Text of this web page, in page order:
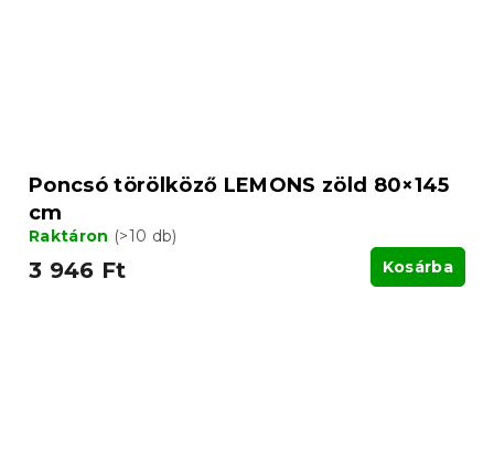
Poncsó törölköző LEMONS zöld 80×145
cm
Raktáron (>10 db)
3 946 Ft Kosárba